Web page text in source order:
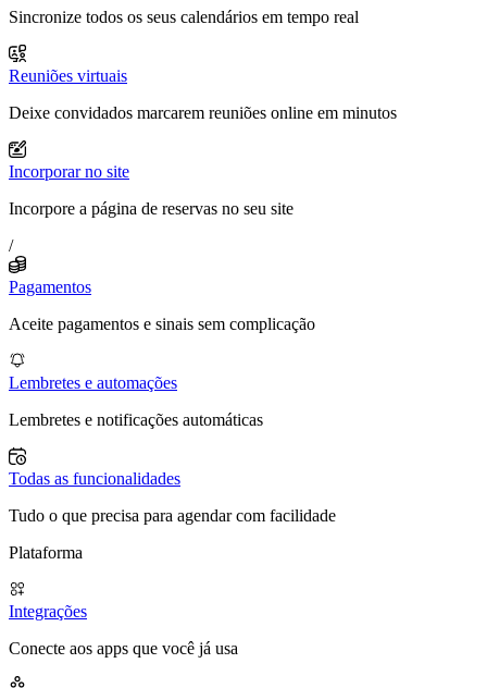
Sincronize todos os seus calendários em tempo real
Reuniões virtuais
Deixe convidados marcarem reuniões online em minutos
Incorporar no site
Incorpore a página de reservas no seu site
/
Pagamentos
Aceite pagamentos e sinais sem complicação
Lembretes e automações
Lembretes e notificações automáticas
Todas as funcionalidades
Tudo o que precisa para agendar com facilidade
Plataforma
Integrações
Conecte aos apps que você já usa